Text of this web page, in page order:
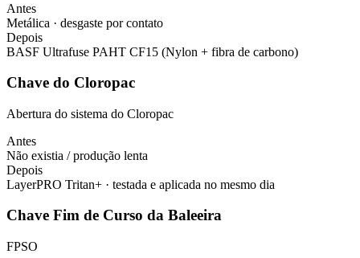
Antes
Metálica · desgaste por contato
Depois
BASF Ultrafuse PAHT CF15 (Nylon + fibra de carbono)
Chave do Cloropac
Abertura do sistema do Cloropac
Antes
Não existia / produção lenta
Depois
LayerPRO Tritan+ · testada e aplicada no mesmo dia
Chave Fim de Curso da Baleeira
FPSO